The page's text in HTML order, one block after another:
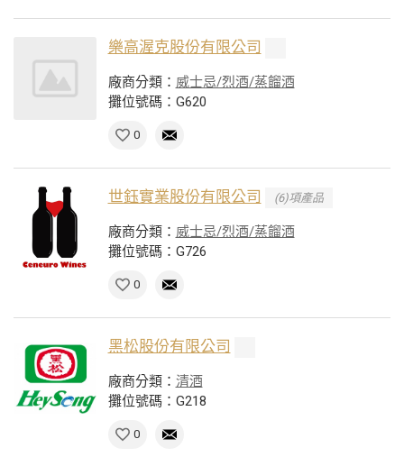
樂高渥克股份有限公司
廠商分類： 威士忌/烈酒/蒸餾酒
攤位號碼：G620
0
世鈺實業股份有限公司 (6)項產品
廠商分類： 威士忌/烈酒/蒸餾酒
攤位號碼：G726
0
黑松股份有限公司
廠商分類： 清酒
攤位號碼：G218
0